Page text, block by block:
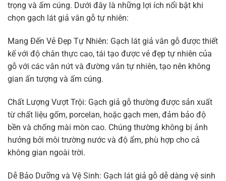
trọng và ấm cúng. Dưới đây là những lợi ích nổi bật khi
chọn gạch lát giả vân gỗ tự nhiên:
Mang Đến Vẻ Đẹp Tự Nhiên: Gạch lát giả vân gỗ được thiết
kế với độ chân thực cao, tái tạo được vẻ đẹp tự nhiên của
gỗ với các vân nứt và đường vân tự nhiên, tạo nên không
gian ấn tượng và ấm cúng.
Chất Lượng Vượt Trội: Gạch giả gỗ thường được sản xuất
từ chất liệu gốm, porcelan, hoặc gạch men, đảm bảo độ
bền và chống mài mòn cao. Chúng thường không bị ảnh
hưởng bởi môi trường nước và độ ẩm, phù hợp cho cả
không gian ngoài trời.
Dễ Bảo Dưỡng và Vệ Sinh: Gạch lát giả gỗ dễ dàng vệ sinh